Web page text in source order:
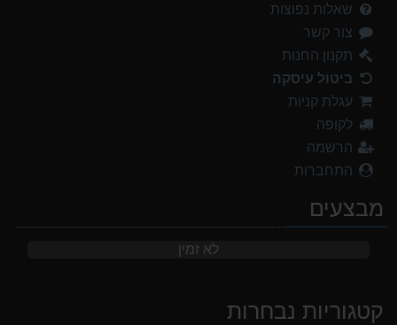
שאלות נפוצות
צור קשר
תקנון החנות
ביטול עיסקה
עגלת קניות
לקופה
הרשמה
התחברות
מבצעים
לא זמין
קטגוריות נבחרות